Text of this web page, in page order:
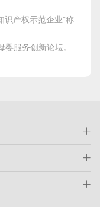
识产权示范企业”称
服务创新论坛。